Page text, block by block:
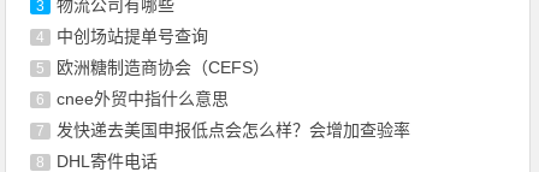
3 物流公司有哪些
4 中创场站提单号查询
5 欧洲糖制造商协会（CEFS）
6 cnee外贸中指什么意思
7 发快递去美国申报低点会怎么样？会增加查验率
8 DHL寄件电话